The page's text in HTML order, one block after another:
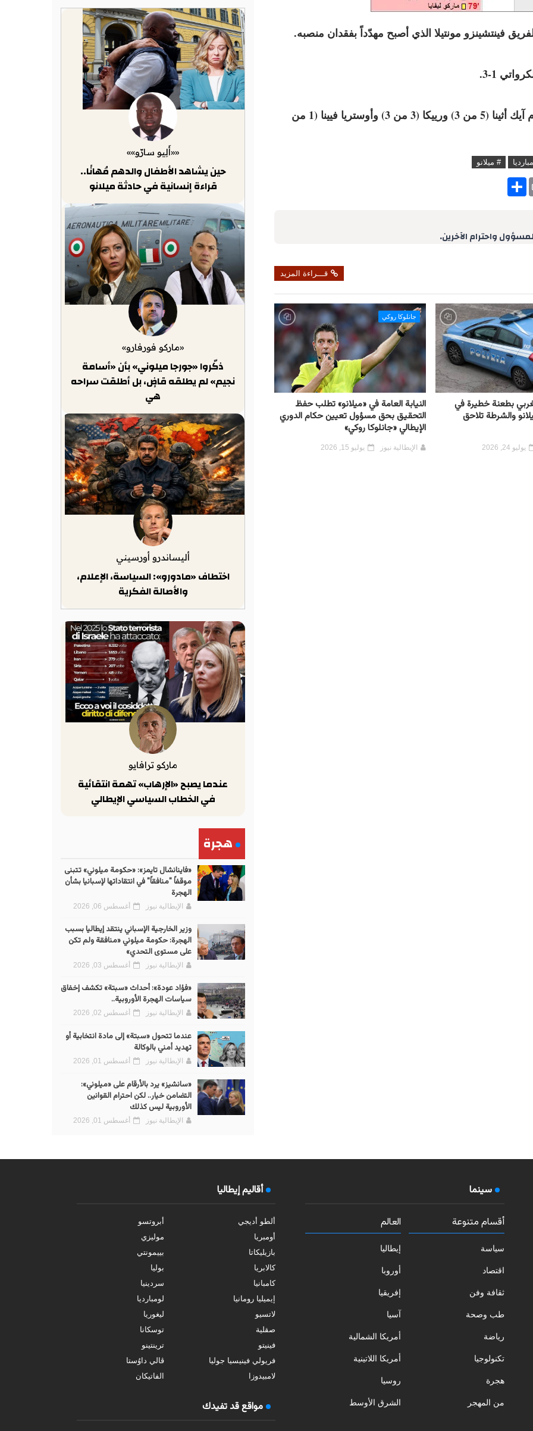
فينتشينزو مونتيلا الذي أصبح مهدّداً بفقدان منصبه.
1-3.
ويتصدر ميلان الترتيب بـ7 نقاط من 3 مباريات أمام آيك أثينا (5 من 3) ورييكا (3 من 3) وأوستريا فيينا (1 من
# ميلانو
S
واحترام الآخرين.
قـــراءة المزيد
بطعنة خطيرة في
والشرطة تلاحق
يوليو 24, 2026
جانلوكا روكي
النيابة العامة في «ميلانو» تطلب حفظ
التحقيق بحق مسؤول تعيين حكام الدوري
الإيطالي «جانلوكا روكي»
الإيطالية نيوز يوليو 15, 2026
««أَلِيو سارّو»»
حين يشاهد الأطفال والدهم مُهانًا..
قراءة إنسانية في حادثة ميلانو
«ماركو فورفارو»
ذكّروا «جورجا ميلوني» بأن «أسامة
نجيم» لم يطلقه قاضٍ، بل أطلقت سراحه
هي
أليساندرو أورسيني
اختطاف «مادورو»: السياسة، الإعلام،
والأصالة الفكرية
ماركو ترافايو
عندما يصبح «الإرهاب» تهمة انتقائية
في الخطاب السياسي الإيطالي
هجرة
«فاينانشال تايمز»: «حكومة ميلوني» تتبنى
موقفاً "منافقاً" في انتقاداتها لإسبانيا بشأن
الهجرة
الإيطالية نيوز أغسطس 06, 2026
وزير الخارجية الإسباني ينتقد إيطاليا بسبب
الهجرة: حكومة ميلوني «منافقة ولم تكن
على مستوى التحدي»
الإيطالية نيوز أغسطس 03, 2026
«فؤاد عودة»: أحداث «سبتة» تكشف إخفاق
سياسات الهجرة الأوروبية..
الإيطالية نيوز أغسطس 02, 2026
عندما تتحول «سبتة» إلى مادة انتخابية أو
تهديد أمني بالوكالة
الإيطالية نيوز أغسطس 01, 2026
«سانشيز» يرد بالأرقام على «ميلوني»:
التضامن خيار.. لكن احترام القوانين
الأوروبية ليس كذلك
الإيطالية نيوز أغسطس 01, 2026
سينما
أقسام متنوعة
سياسة
اقتصاد
ثقافة وفن
طب وصحة
رياضة
تكنولوجيا
هجرة
من المهجر
العالم
إيطاليا
أوروبا
إفريقيا
آسيا
أمريكا الشمالية
أمريكا اللاتينية
روسيا
الشرق الأوسط
أقاليم إيطاليا
ألطو أديجي
أبروتسو
أومبريا
موليزي
بازيليكاتا
بييمونتي
كالابريا
بوليا
كامبانيا
سردينيا
إيميليا رومانيا
لومبارديا
لاتسيو
ليغوريا
صقلية
توسكانا
فينيتو
ترينتينو
فريولي فينيسيا جوليا
ڤالي داوُستا
لامبيدوزا
الفاتيكان
مواقع قد تفيدك